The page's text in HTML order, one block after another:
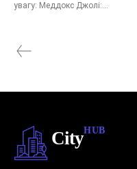
увагу: Меддокс Джолі:...
CityHUB